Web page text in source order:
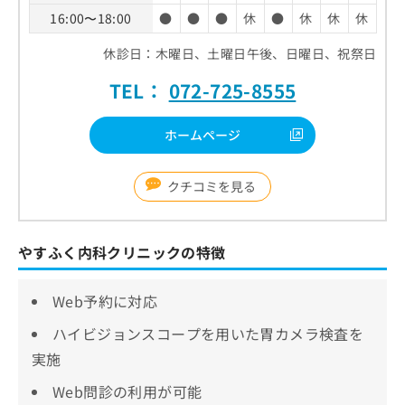
16:00〜18:00 ● ● ● 休 ● 休 休
休
休診日：木曜日、土曜日午後、日曜日、祝祭日
TEL： 072-725-8555
ホームページ
クチコミを見る
やすふく内科クリニックの特徴
Web予約に対応
ハイビジョンスコープを用いた胃カメラ検査を
実施
Web問診の利用が可能